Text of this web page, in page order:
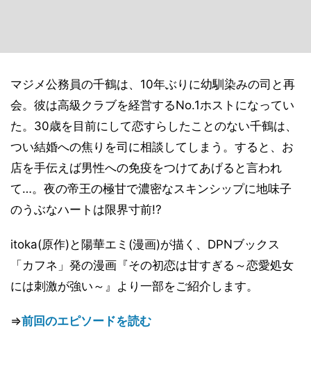
マジメ公務員の千鶴は、10年ぶりに幼馴染みの司と再
会。彼は高級クラブを経営するNo.1ホストになってい
た。30歳を目前にして恋すらしたことのない千鶴は、
つい結婚への焦りを司に相談してしまう。すると、お
店を手伝えば男性への免疫をつけてあげると言われ
て…。夜の帝王の極甘で濃密なスキンシップに地味子
のうぶなハートは限界寸前!?
itoka(原作)と陽華エミ(漫画)が描く、DPNブックス
「カフネ」発の漫画『その初恋は甘すぎる～恋愛処女
には刺激が強い～』より一部をご紹介します。
⇒前回のエピソードを読む